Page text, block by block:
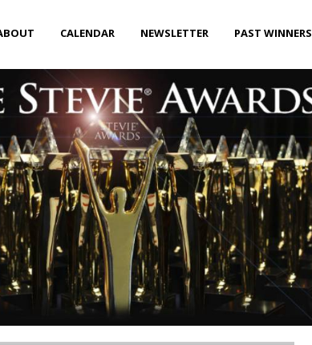
CALENDAR NEWSLETTER PAST WINNERS